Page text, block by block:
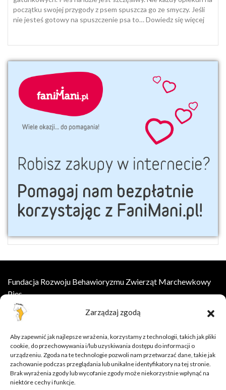
Zarządzaj zgodą
Aby zapewnić jak najlepsze wrażenia, korzystamy z technologii, takich jak pliki
cookie, do przechowywania i/lub uzyskiwania dostępu do informacji o
urządzeniu. Zgoda na te technologie pozwoli nam przetwarzać dane, takie jak
zachowanie podczas przeglądania lub unikalne identyfikatory na tej stronie.
Brak wyrażenia zgody lub wycofanie zgody może niekorzystnie wpłynąć na
niektóre cechy i funkcje.
zimą
początku swojej przygody z psem spuszcza go ze smyczy. Jeśli
nie jesteś gotowy na spuszczenie psa to…Dowiedz się więcej:
długa
Fundacja Rozwoju Behawioryzmu Zwierząt Marchewkowy
Pies
ul.Wesoła 8, 55-002 Łany
kontakt@marchewkowypies.org
Szkolenia online
Oferta
Baza wiedzy